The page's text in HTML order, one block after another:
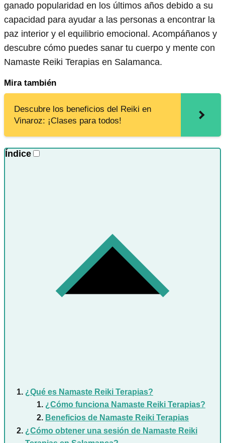
ganado popularidad en los últimos años debido a su
capacidad para ayudar a las personas a encontrar la
paz interior y el equilibrio emocional. Acompáñanos y
descubre cómo puedes sanar tu cuerpo y mente con
Namaste Reiki Terapias en Salamanca.
Mira también
Descubre los beneficios del Reiki en
Vinaroz: ¡Clases para todos!
Índice
¿Qué es Namaste Reiki Terapias?
¿Cómo funciona Namaste Reiki Terapias?
Beneficios de Namaste Reiki Terapias
¿Cómo obtener una sesión de Namaste Reiki